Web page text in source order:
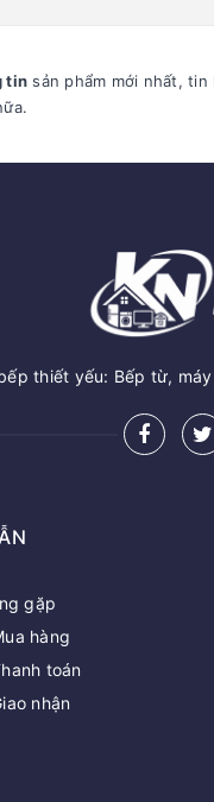
tin sản phẩm mới nhất, tin
thiết yếu: Bếp từ,
gặp
hàng
toán
nhận